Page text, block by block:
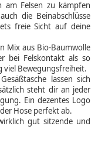
am Felsen zu kämpfen
die Beinabschlüsse
freie Sicht auf deine
Mix aus Bio-Baumwolle
bei Felskontakt als so
viel Bewegungsfreiheit.
lassen sich
steht dir an jeder
Ein dezentes Logo
Hose perfekt ab.
gut sitzende und